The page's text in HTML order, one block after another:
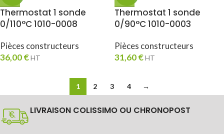
Thermostat 1 sonde
0/110°C 1010-0008
Pièces constructeurs
36,00€HT
Thermostat 1 sonde
0/90°C 1010-0003
Pièces constructeurs
31,60€HT
1 2 3 4 →
LIVRAISON COLISSIMO OU CHRONOPOST